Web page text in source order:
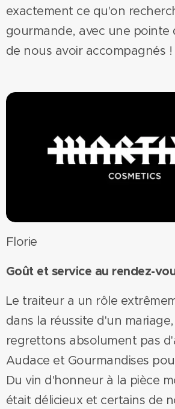
exactement ce qu'on
gourmande, avec une pointe
de nous avoir accompagnés !
Florie
Goût et service au rendez-
Le traiteur a un rôle
dans la réussite d'un
regrettons absolument pas
Audace et Gourmandises
Du vin d'honneur à la pièce
était délicieux et certains de